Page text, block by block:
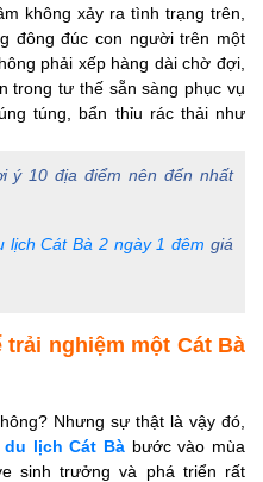
không xảy ra tình trạng trên,
đông đúc con người trên một
phải xếp hàng dài chờ đợi,
trong tư thế sẵn sàng phục vụ
túng, bẩn thỉu rác thải như
ý 10 địa điểm nên đến nhất
lịch Cát Bà 2 ngày 1 đêm giá
nghiệm một Cát Bà
Nhưng sự thật là vậy đó,
du lịch Cát Bà bước vào mùa
sinh trưởng và phá triển rất